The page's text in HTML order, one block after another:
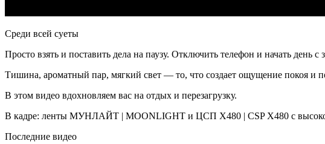
Среди всей суеты
Просто взять и поставить дела на паузу. Отключить телефон и начать день с
Тишина, ароматный пар, мягкий свет — то, что создает ощущение покоя и
В этом видео вдохновляем вас на отдых и перезагрузку.
В кадре: ленты МУНЛАЙТ | MOONLIGHT и ЦСП Х480 | CSP X480 с
Последние видео